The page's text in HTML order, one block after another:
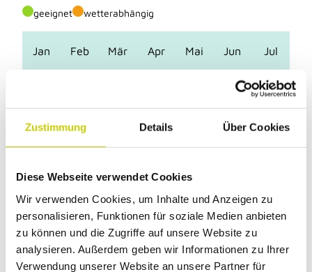
Zustimmung Details Über Cookies
Diese Webseite verwendet Cookies
Wir verwenden Cookies, um Inhalte und Anzeigen zu
personalisieren, Funktionen für soziale Medien anbieten
zu können und die Zugriffe auf unsere Website zu
analysieren. Außerdem geben wir Informationen zu Ihrer
Verwendung unserer Website an unsere Partner für
geeignet wetterabhängig
Jan Feb Mär Apr Mai Jun Jul
Dez
Toureigenschaften
Anreise & Parken
Parken
Am Kreisverkehr Hammerstein Liegnitzer Str. 20a,
42489 Wülfrath